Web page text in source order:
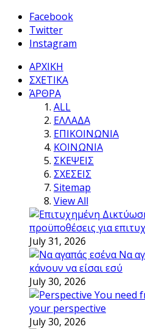
Facebook
Twitter
Instagram
ΑΡΧΙΚΗ
ΣΧΕΤΙΚΑ
ΆΡΘΡΑ
ALL
ΕΛΛΑΔΑ
ΕΠΙΚΟΙΝΩΝΙΑ
ΚΟΙΝΩΝΙΑ
ΣΚΕΨΕΙΣ
ΣΧΕΣΕΙΣ
Sitemap
View All
προϋποθέσεις για
July 31, 2026
Να
κάνουν να είσαι εσύ
July 30, 2026
You need
your perspective
July 30, 2026